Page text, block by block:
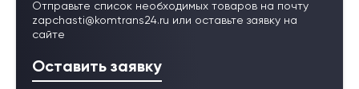
Отправьте список необходимых товаров на почту
zapchasti@komtrans24.ru или оставьте заявку на
сайте
Оставить заявку